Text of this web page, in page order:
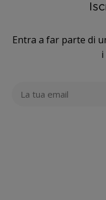
Entra a far parte di
i